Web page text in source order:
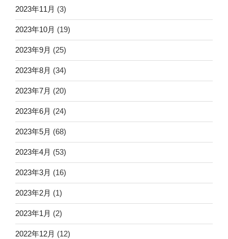
2023年11月 (3)
2023年10月 (19)
2023年9月 (25)
2023年8月 (34)
2023年7月 (20)
2023年6月 (24)
2023年5月 (68)
2023年4月 (53)
2023年3月 (16)
2023年2月 (1)
2023年1月 (2)
2022年12月 (12)